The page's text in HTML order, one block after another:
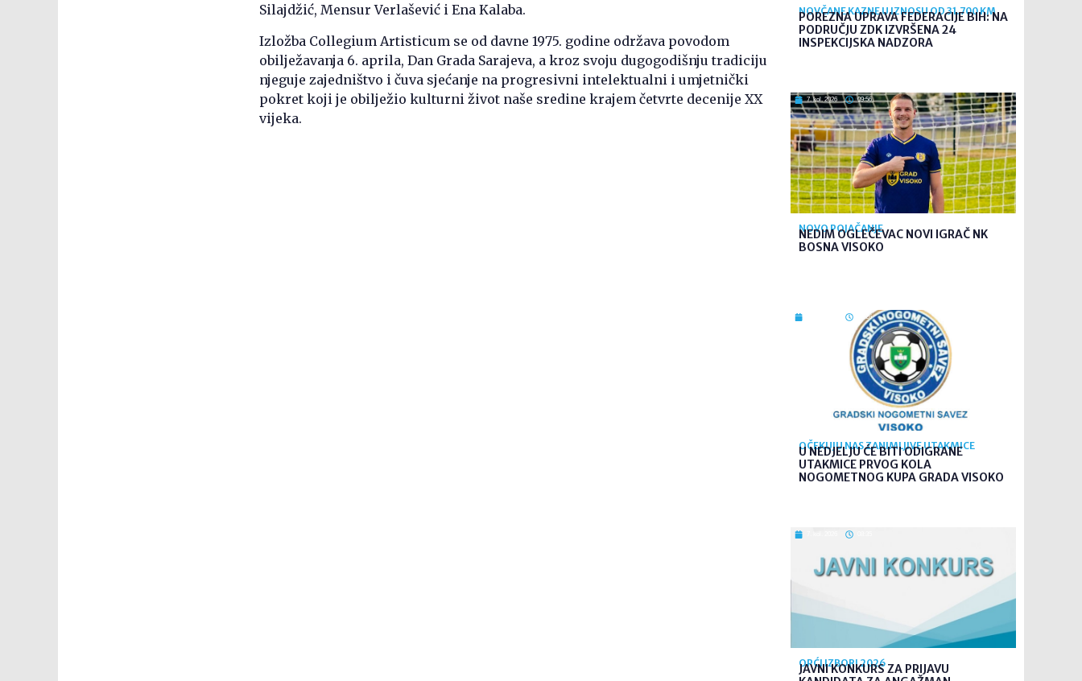
Silajdžić, Mensur Verlašević i Ena Kalaba.
Izložba Collegium Artisticum se od davne 1975. godine održava povodom
obilježavanja 6. aprila, Dan Grada Sarajeva, a kroz svoju dugogodišnju tradiciju
njeguje zajedništvo i čuva sjećanje na progresivni intelektualni i umjetnički
pokret koji je obilježio kulturni život naše sredine krajem četvrte decenije XX
vijeka.
NOVČANE KAZNE U IZNOSU OD 31.700 KM
POREZNA UPRAVA FEDERACIJE BIH: NA
PODRUČJU ZDK IZVRŠENA 24
INSPEKCIJSKA NADZORA
7. kol. 2026 09:56
NOVO POJAČANJE
NEDIM OGLEČEVAC NOVI IGRAČ NK
BOSNA VISOKO
09:26
OČEKUJU NAS ZANIMLJIVE UTAKMICE
U NEDJELJU ĆE BITI ODIGRANE
UTAKMICE PRVOG KOLA
NOGOMETNOG KUPA GRADA VISOKO
OPĆI IZBORI 2026
JAVNI KONKURS ZA PRIJAVU